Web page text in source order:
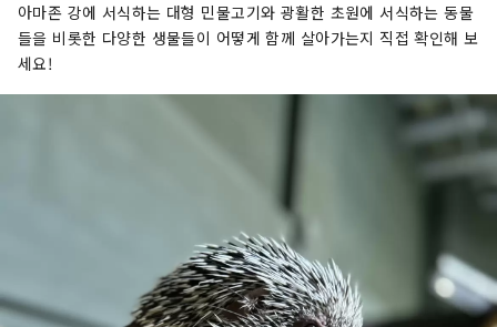
아마존 강에 서식하는 대형 민물고기와 광활한 초원에 서식하는 동물
들을 비롯한 다양한 생물들이 어떻게 함께 살아가는지 직접 확인해 보
세요!